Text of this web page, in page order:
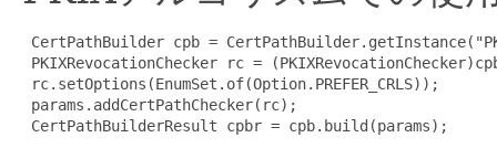
CertPathBuilder cpb =
PKIXRevocationChecker rc =
rc.setOptions(EnumSet.of(Option.PREFER_CRLS));
params.addCertPathChecker(rc);
CertPathBuilderResult cpbr = cpb.build(params);